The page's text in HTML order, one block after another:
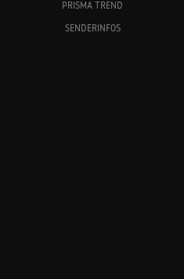
PRISMA TREND
SENDERINFOS